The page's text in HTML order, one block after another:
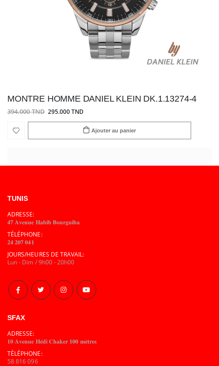
MONTRE HOMME DANIEL KLEIN DK.1.13274-4
394.000 TND 295.000 TND
Ajouter au panier
TUNIS
ADRESSE:
𝟒𝟕 𝐀𝐯𝐞𝐧𝐮𝐞 𝐇𝐚𝐛𝐢𝐛 𝐁𝐨𝐮𝐫𝐠𝐮𝐢𝐛𝐚
TÉLÉPHONE:
𝟐𝟒 𝟐𝟎𝟕 𝟎𝟒𝟏
JOURS/HEURES DE TRAVAIL:
Lun - Dim / 9h00 - 20h00
SFAX
ADRESSE:
𝟏𝟎 𝐀𝐯𝐞𝐧𝐮𝐞 𝐇𝐞́𝐝𝐢 𝐂𝐡𝐚𝐤𝐞𝐫 𝟏𝟎𝟎 𝐦𝐞̀𝐭𝐫𝐞𝐬
TÉLÉPHONE:
58 816 096